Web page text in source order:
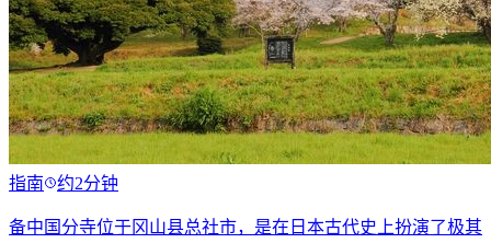
指南 约2分钟
备中国分寺位于冈山县总社市，是在日本古代史上扮演了极其